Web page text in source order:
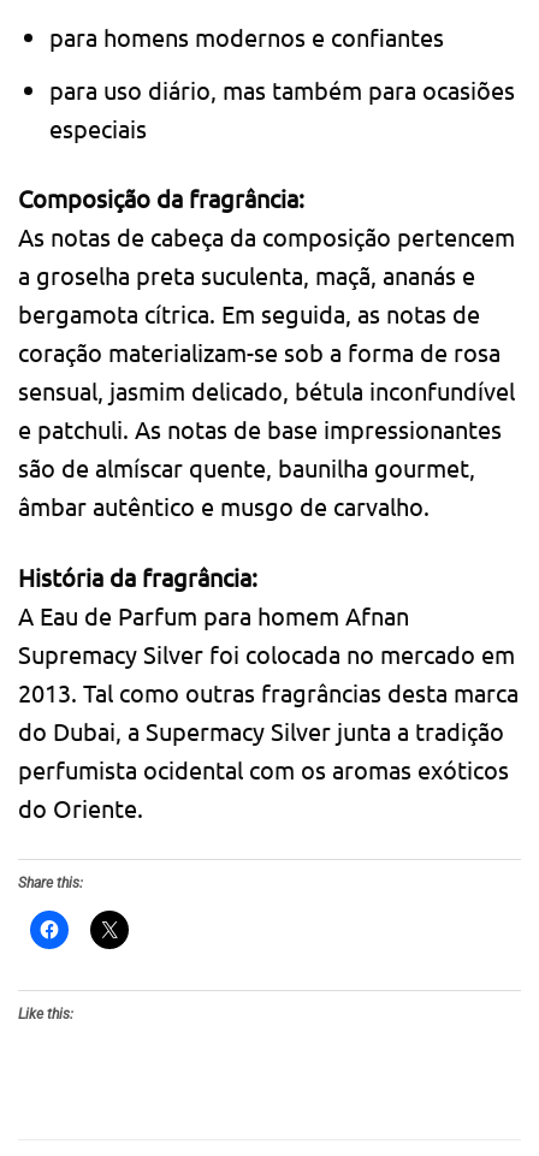
para homens modernos e confiantes
para uso diário, mas também para ocasiões
especiais
Composição da fragrância:
As notas de cabeça da composição pertencem
a groselha preta suculenta, maçã, ananás e
bergamota cítrica. Em seguida, as notas de
coração materializam-se sob a forma de rosa
sensual, jasmim delicado, bétula inconfundível
e patchuli. As notas de base impressionantes
são de almíscar quente, baunilha gourmet,
âmbar autêntico e musgo de carvalho.
História da fragrância:
A Eau de Parfum para homem Afnan
Supremacy Silver foi colocada no mercado em
2013. Tal como outras fragrâncias desta marca
do Dubai, a Supermacy Silver junta a tradição
perfumista ocidental com os aromas exóticos
do Oriente.
Share this:
Like this: